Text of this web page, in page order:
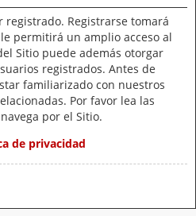
registrado. Registrarse tomará
permitirá un amplio acceso al
Sitio puede además otorgar
registrados. Antes de
familiarizado con nuestros
Por favor lea las
por el Sitio.
de privacidad